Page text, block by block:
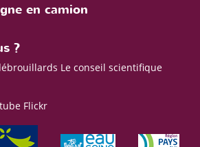
en camion
?
Le conseil scientifique
Flickr